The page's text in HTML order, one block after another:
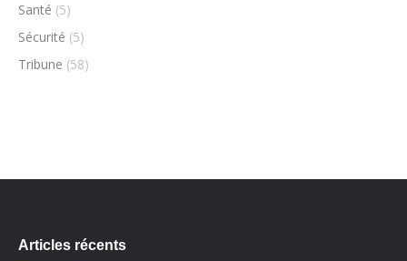
Santé (5)
Sécurité (5)
Tribune (58)
Articles récents